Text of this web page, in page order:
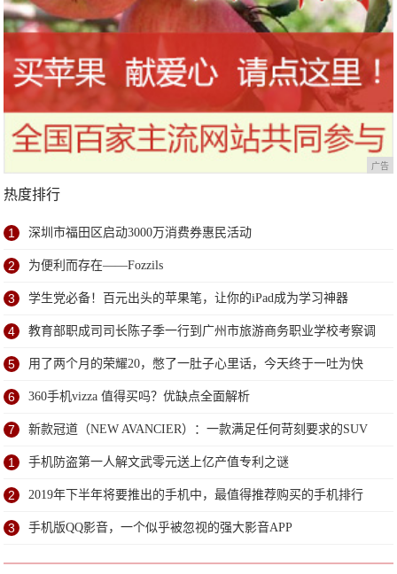
广告
热度排行
1 深圳市福田区启动3000万消费券惠民活动
2 为便利而存在——Fozzils
3 学生党必备！百元出头的苹果笔，让你的iPad成为学习神器
4 教育部职成司司长陈子季一行到广州市旅游商务职业学校考察调
研
5 用了两个月的荣耀20，憋了一肚子心里话，今天终于一吐为快
6 360手机vizza 值得买吗？优缺点全面解析
7 新款冠道（NEW AVANCIER）：一款满足任何苛刻要求的SUV
1 手机防盗第一人解文武零元送上亿产值专利之谜
2 2019年下半年将要推出的手机中，最值得推荐购买的手机排行
TOP6
3 手机版QQ影音，一个似乎被忽视的强大影音APP